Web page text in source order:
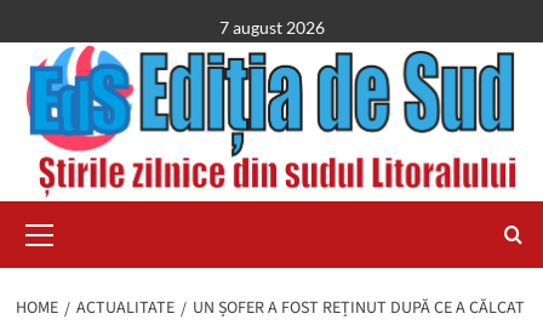
to
content
7 august 2026
Menu
HOME ACTUALITATE
UN ȘOFER A FOST REȚINUT DUPĂ CE A CĂLCAT